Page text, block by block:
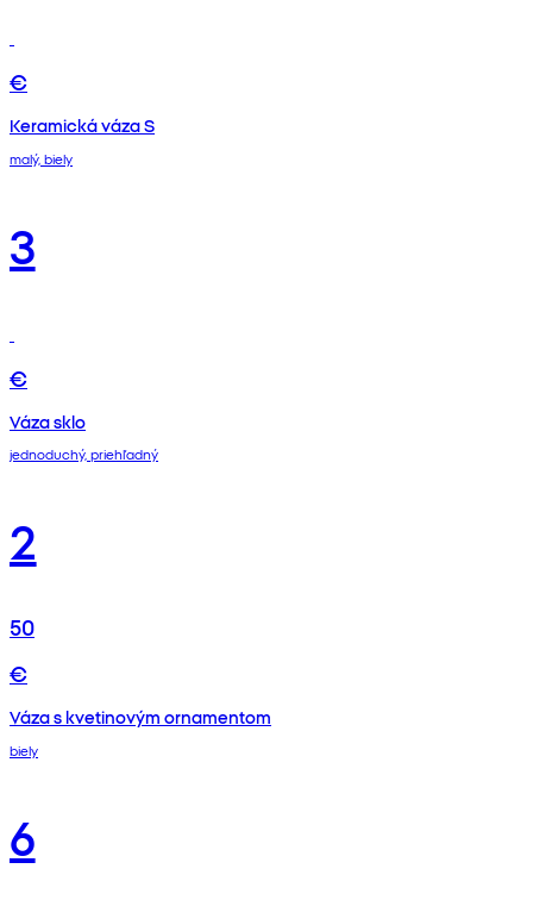
€
Keramická váza S
malý, biely
3
€
Váza sklo
jednoduchý, priehľadný
2
50
€
Váza s kvetinovým ornamentom
biely
6